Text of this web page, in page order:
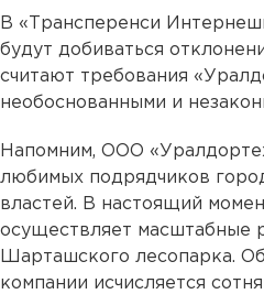
В «Трансперенси
будут добиваться
считают требования
необоснованными и
Напомним, ООО
любимых подрядчиков
властей. В настоящий
осуществляет масштабные
Шарташского лесопарка.
компании исчисляется